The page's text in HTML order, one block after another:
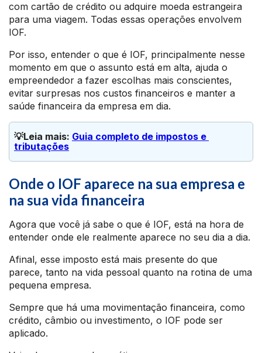
com cartão de crédito ou adquire moeda estrangeira
para uma viagem. Todas essas operações envolvem
IOF.
Por isso, entender o que é IOF, principalmente nesse
momento em que o assunto está em alta, ajuda o
empreendedor a fazer escolhas mais conscientes,
evitar surpresas nos custos financeiros e manter a
saúde financeira da empresa em dia.
💡Leia mais: Guia completo de impostos e
tributações
Onde o IOF aparece na sua empresa e
na sua vida financeira
Agora que você já sabe o que é IOF, está na hora de
entender onde ele realmente aparece no seu dia a dia.
Afinal, esse imposto está mais presente do que
parece, tanto na vida pessoal quanto na rotina de uma
pequena empresa.
Sempre que há uma movimentação financeira, como
crédito, câmbio ou investimento, o IOF pode ser
aplicado.